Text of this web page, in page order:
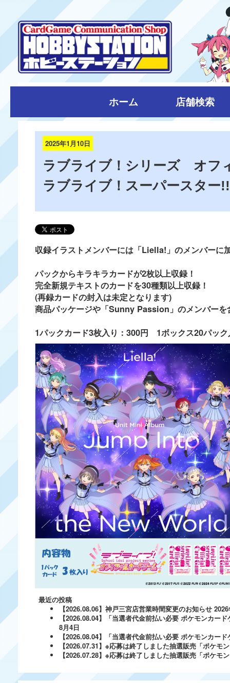
ホーム 店舗検索
2025年1月10日
ラブライブ！シリーズ オフ
ラブライブ！スーパースター
収録イラストメンバーには「Liella!」のメンバー
パックからキラキラカードが2枚以上収録！
完全新規テキストのカードを30種類以上収録！
(再録カードの封入は未定となります)
商品パッケージや「Sunny Passion」のメンバー
1パックカード3枚入り：300円 1ボックス20パッ
最近の投稿
【2026.08.06】神戸三宮店営業時間変更のお知らせ
【2026.08.04】「当選者代金前払い必要 ポケモンカー
8月4日
【2026.08.04】「当選者代金前払い必要 ポケモンカー
【2026.07.31】※応募は終了しました抽選販売「ポケ
【2026.07.28】※応募は終了しました抽選販売「ポケ